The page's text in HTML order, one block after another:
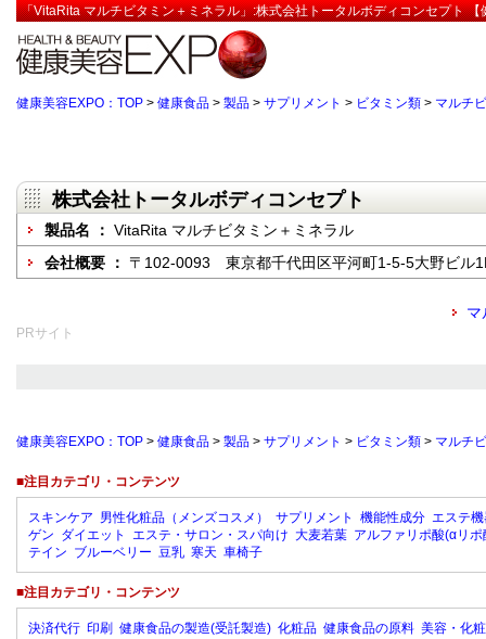
「VitaRita マルチビタミン＋ミネラル」:株式会社トータルボディコンセプト 【
健康美容EXPO：TOP > 健康食品 > 製品 > サプリメント > ビタミン類 > マルチ
株式会社トータルボディコンセプト
製品名 ： VitaRita マルチビタミン＋ミネラル
会社概要 ： 〒102-0093 東京都千代田区平河町1-5-5大野ビル
マ
PRサイト
健康美容EXPO：TOP > 健康食品 > 製品 > サプリメント > ビタミン類 > マルチ
■注目カテゴリ・コンテンツ
スキンケア 男性化粧品（メンズコスメ） サプリメント 機能性成分 エステ
ゲン ダイエット エステ・サロン・スパ向け 大麦若葉 アルファリポ酸(αリポ
テイン ブルーベリー 豆乳 寒天 車椅子
■注目カテゴリ・コンテンツ
決済代行 印刷 健康食品の製造(受託製造) 化粧品 健康食品の原料 美容・化